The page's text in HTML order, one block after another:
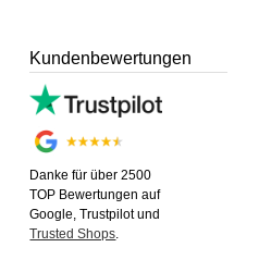
Kundenbewertungen
Danke für über 2500
TOP Bewertungen auf
Google, Trustpilot und
Trusted Shops.